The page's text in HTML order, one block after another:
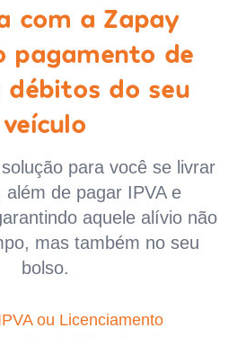
com a Zapay
pagamento de
débitos do seu
veículo
para você se livrar
além de pagar IPVA e
aquele alívio não
mas também no seu
bolso.
ou Licenciamento